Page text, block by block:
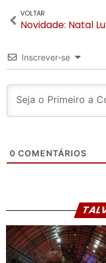
VOLTAR
Inscrever-se
0 COMENTÁRIOS